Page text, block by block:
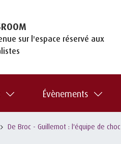
sur l'espace réservé aux
Évènements
De Broc - Guillemot : l'équipe de choc